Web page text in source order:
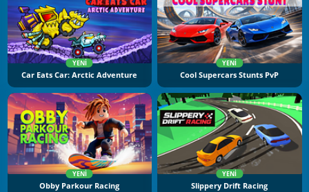
YENI
Car Eats Car: Arctic Adventure
YENI
Cool Supercars Stunts PvP
YENI
Obby Parkour Racing
YENI
Slippery Drift Racing